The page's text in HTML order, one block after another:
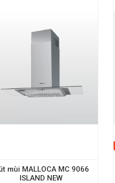
mùi MALLOCA MC 9066
ISLAND NEW